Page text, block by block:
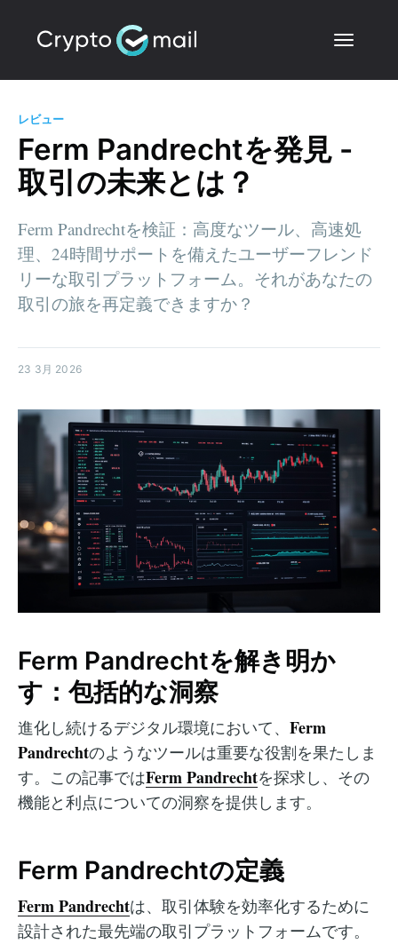
レビュー
Ferm Pandrechtを発見 -
取引の未来とは？
Ferm Pandrechtを検証：高度なツール、高速処
理、24時間サポートを備えたユーザーフレンド
リーな取引プラットフォーム。それがあなたの
取引の旅を再定義できますか？
23 3月 2026
Ferm Pandrechtを解き明か
す：包括的な洞察
進化し続けるデジタル環境において、 Ferm
Pandrechtのようなツールは重要な役割を果たしま
す。この記事ではFerm Pandrechtを探求し、その
機能と利点についての洞察を提供します。
Ferm Pandrechtの定義
Ferm Pandrechtは、取引体験を効率化するために
設計された最先端の取引プラットフォームです。